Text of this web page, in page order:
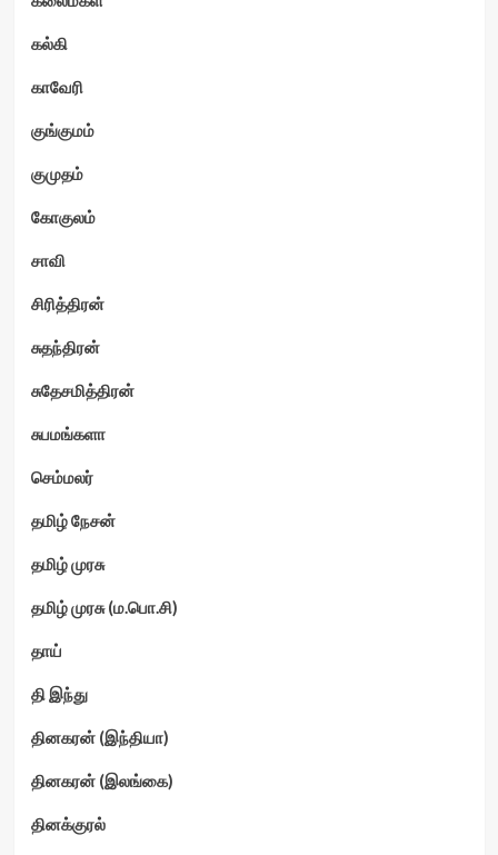
கல்கி
காவேரி
குங்குமம்
குமுதம்
கோகுலம்
சாவி
சிரித்திரன்
சுதந்திரன்
சுதேசமித்திரன்
சுபமங்களா
செம்மலர்
தமிழ் நேசன்
தமிழ் முரசு
தமிழ் முரசு (ம.பொ.சி)
தாய்
தி இந்து
தினகரன் (இந்தியா)
தினகரன் (இலங்கை)
தினக்குரல்